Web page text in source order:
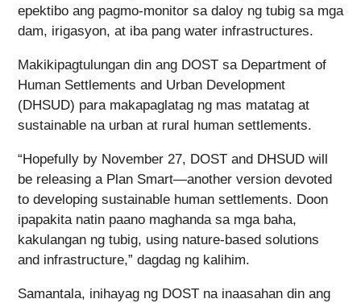
epektibo ang pagmo-monitor sa daloy ng tubig sa mga
dam, irigasyon, at iba pang water infrastructures.
Makikipagtulungan din ang DOST sa Department of
Human Settlements and Urban Development
(DHSUD) para makapaglatag ng mas matatag at
sustainable na urban at rural human settlements.
“Hopefully by November 27, DOST and DHSUD will
be releasing a Plan Smart—another version devoted
to developing sustainable human settlements. Doon
ipapakita natin paano maghanda sa mga baha,
kakulangan ng tubig, using nature-based solutions
and infrastructure,” dagdag ng kalihim.
Samantala, inihayag ng DOST na inaasahan din ang